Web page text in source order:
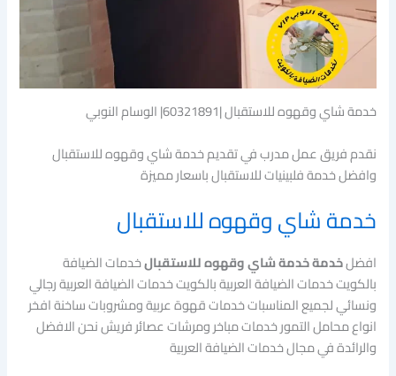
خدمة شاي وقهوه للاستقبال |60321891| الوسام النوبي
نقدم فريق عمل مدرب في تقديم خدمة شاي وقهوه للاستقبال
وافضل خدمة فلبينيات للاستقبال باسعار مميزة
خدمة شاي وقهوه للاستقبال
افضلخدمة خدمة شاي وقهوه للاستقبالخدمات الضيافة
بالكويت خدمات الضيافة العربية بالكويت خدمات الضيافة العربية رجالي
ونسائي لجميع المناسبات خدمات قهوة عربية ومشروبات ساخنة افخر
انواع محامل التمور خدمات مباخر ومرشات عصائر فريش نحن الافضل
والرائدة في مجال خدمات الضيافة العربية